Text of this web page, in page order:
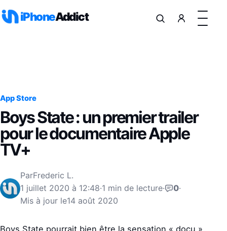
iPhoneAddict
App Store
Boys State : un premier trailer
pour le documentaire Apple
TV+
ParFrederic L.
1 juillet 2020 à 12:48·1 min de lecture· 0·
Mis à jour le14 août 2020
Boys State pourrait bien être la sensation « docu »